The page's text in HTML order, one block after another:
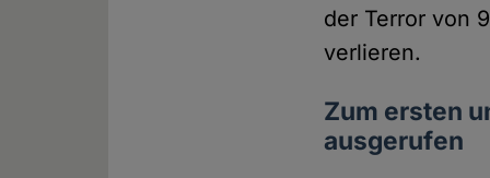
der Terror von
verlieren.
Zum ersten
ausgerufen